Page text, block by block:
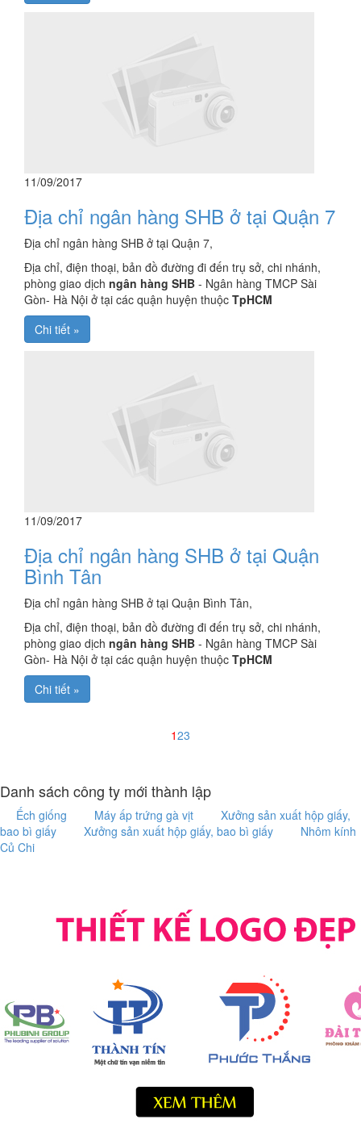
11/09/2017
Địa chỉ ngân hàng SHB ở tại Quận 7
Địa chỉ ngân hàng SHB ở tại Quận 7,
Địa chỉ, điện thoại, bản đồ đường đi đến trụ sở, chi nhánh,
phòng giao dịch ngân hàng SHB - Ngân hàng TMCP Sài
Gòn- Hà Nội ở tại các quận huyện thuộc TpHCM
Chi tiết »
11/09/2017
Địa chỉ ngân hàng SHB ở tại Quận
Bình Tân
Địa chỉ ngân hàng SHB ở tại Quận Bình Tân,
Địa chỉ, điện thoại, bản đồ đường đi đến trụ sở, chi nhánh,
phòng giao dịch ngân hàng SHB - Ngân hàng TMCP Sài
Gòn- Hà Nội ở tại các quận huyện thuộc TpHCM
Chi tiết »
123
Danh sách công ty mới thành lập
Ếch giống Máy ấp trứng gà vịt
Xưởng sản xuất hộp giấy,
bao bì giấy
Xưởng sản xuất hộp giấy, bao bì giấy
Nhôm kính
Củ Chi